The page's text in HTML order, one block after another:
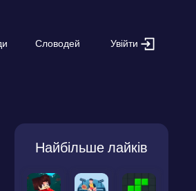
Словодей Увійти
Найбільше лайків